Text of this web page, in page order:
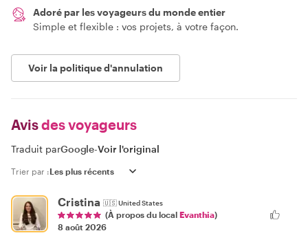
Adoré par les voyageurs du monde entier
Simple et flexible : vos projets, à votre façon.
Voir la politique d'annulation
Avisdes voyageurs
Traduit parGoogle-Voir l'original
Trier par :
Cristina 🇺🇸United States
(À propos du local Evanthia)
8 août 2026